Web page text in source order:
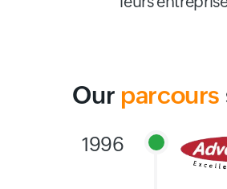
Our parcours
1996